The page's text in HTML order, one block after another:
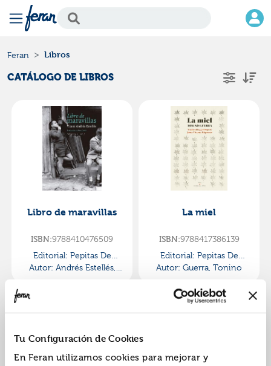
Tu Configuración de Cookies
En Feran utilizamos cookies para mejorar y
Feran Libros
CATÁLOGO DE LIBROS
Libro de maravillas
ISBN:9788410476509
Editorial: Pepitas De
Calabaza
Autor: Andrés Estellés,
La miel
ISBN:9788417386139
Editorial: Pepitas De
Calabaza
Autor: Guerra, Tonino